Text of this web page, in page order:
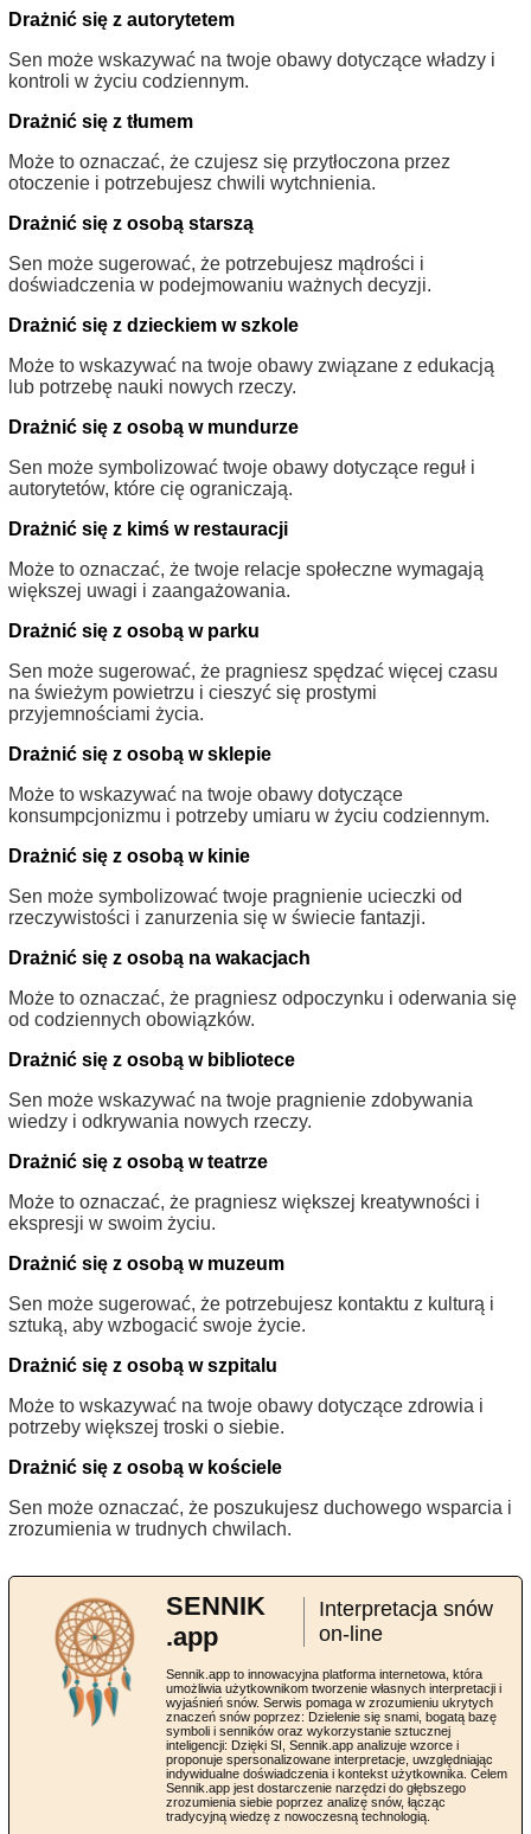
Drażnić się z autorytetem
Sen może wskazywać na twoje obawy dotyczące władzy i
kontroli w życiu codziennym.
Drażnić się z tłumem
Może to oznaczać, że czujesz się przytłoczona przez
otoczenie i potrzebujesz chwili wytchnienia.
Drażnić się z osobą starszą
Sen może sugerować, że potrzebujesz mądrości i
doświadczenia w podejmowaniu ważnych decyzji.
Drażnić się z dzieckiem w szkole
Może to wskazywać na twoje obawy związane z edukacją
lub potrzebę nauki nowych rzeczy.
Drażnić się z osobą w mundurze
Sen może symbolizować twoje obawy dotyczące reguł i
autorytetów, które cię ograniczają.
Drażnić się z kimś w restauracji
Może to oznaczać, że twoje relacje społeczne wymagają
większej uwagi i zaangażowania.
Drażnić się z osobą w parku
Sen może sugerować, że pragniesz spędzać więcej czasu
na świeżym powietrzu i cieszyć się prostymi
przyjemnościami życia.
Drażnić się z osobą w sklepie
Może to wskazywać na twoje obawy dotyczące
konsumpcjonizmu i potrzeby umiaru w życiu codziennym.
Drażnić się z osobą w kinie
Sen może symbolizować twoje pragnienie ucieczki od
rzeczywistości i zanurzenia się w świecie fantazji.
Drażnić się z osobą na wakacjach
Może to oznaczać, że pragniesz odpoczynku i oderwania się
od codziennych obowiązków.
Drażnić się z osobą w bibliotece
Sen może wskazywać na twoje pragnienie zdobywania
wiedzy i odkrywania nowych rzeczy.
Drażnić się z osobą w teatrze
Może to oznaczać, że pragniesz większej kreatywności i
ekspresji w swoim życiu.
Drażnić się z osobą w muzeum
Sen może sugerować, że potrzebujesz kontaktu z kulturą i
sztuką, aby wzbogacić swoje życie.
Drażnić się z osobą w szpitalu
Może to wskazywać na twoje obawy dotyczące zdrowia i
potrzeby większej troski o siebie.
Drażnić się z osobą w kościele
Sen może oznaczać, że poszukujesz duchowego wsparcia i
zrozumienia w trudnych chwilach.
SENNIK
.app
Interpretacja snów
on-line
Sennik.app to innowacyjna platforma internetowa, która
umożliwia użytkownikom tworzenie własnych interpretacji i
wyjaśnień snów. Serwis pomaga w zrozumieniu ukrytych
znaczeń snów poprzez: Dzielenie się snami, bogatą bazę
symboli i senników oraz wykorzystanie sztucznej
inteligencji: Dzięki SI, Sennik.app analizuje wzorce i
proponuje spersonalizowane interpretacje, uwzględniając
indywidualne doświadczenia i kontekst użytkownika. Celem
Sennik.app jest dostarczenie narzędzi do głębszego
zrozumienia siebie poprzez analizę snów, łącząc
tradycyjną wiedzę z nowoczesną technologią.